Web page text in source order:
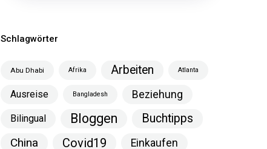
Schlagwörter
Abu Dhabi Afrika Arbeiten Atlanta
Ausreise Bangladesh Beziehung
Bilingual Bloggen
Buchtipps
China
Covid19 Einkaufen